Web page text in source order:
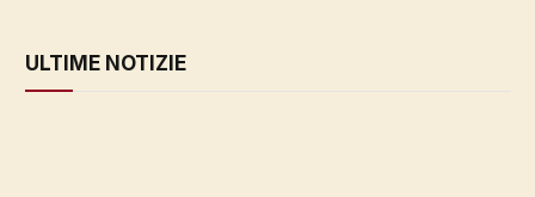
ULTIME NOTIZIE